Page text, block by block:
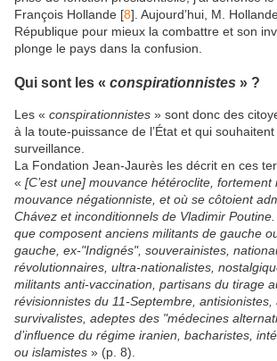
François Hollande [8]. Aujourd’hui, M.
République pour mieux la combattre et son
plonge le pays dans la confusion.
Qui sont les « conspirationnistes » ?
Les « conspirationnistes » sont donc des
à la toute-puissance de l’État et qui
surveillance.
La Fondation Jean-Jaurès les décrit en ces
« [C’est une] mouvance hétéroclite, fortement
mouvance négationniste, et où se côtoient
Chávez et inconditionnels de Vladimir
que composent anciens militants de gauche
gauche, ex-"Indignés", souverainistes,
révolutionnaires, ultra-nationalistes,
militants anti-vaccination, partisans du tirage
révisionnistes du 11-Septembre, antisionistes,
survivalistes, adeptes des "médecines
d’influence du régime iranien, bacharistes,
ou islamistes » (p. 8).